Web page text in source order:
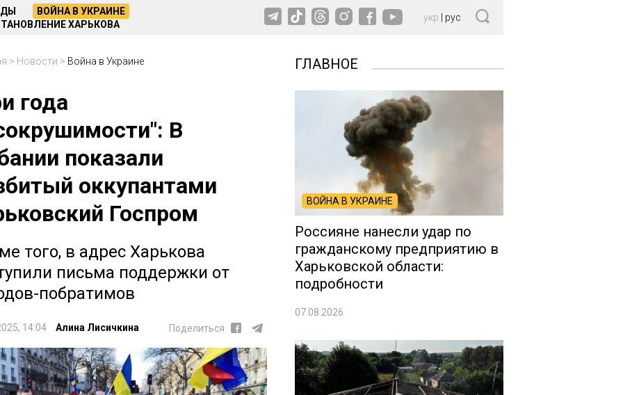
ВОЙНА В УКРАИНЕ
ХАРЬКОВА
укр рус
> Новости > Война в Украине
года
В
показали
оккупантами
Госпром
того, в адрес Харькова
письма поддержки от
побратимов
14:04 Алина Лисичкина Поделиться
ГЛАВНОЕ
ВОЙНА В УКРАИНЕ
Россияне нанесли удар по
гражданскому предприятию в
Харьковской области:
подробности
07.08.2026